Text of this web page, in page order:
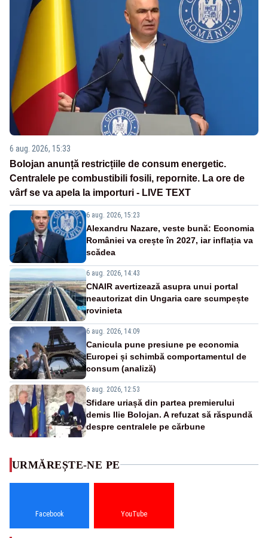
6 aug. 2026, 15:33
Bolojan anunță restricțiile de consum energetic.
Centralele pe combustibili fosili, repornite. La ore de
vârf se va apela la importuri - LIVE TEXT
6 aug. 2026, 15:23
Alexandru Nazare, veste bună: Economia
României va crește în 2027, iar inflația va
scădea
6 aug. 2026, 14:43
CNAIR avertizează asupra unui portal
neautorizat din Ungaria care scumpește
rovinieta
6 aug. 2026, 14:09
Canicula pune presiune pe economia
Europei și schimbă comportamentul de
consum (analiză)
6 aug. 2026, 12:53
Sfidare uriașă din partea premierului
demis Ilie Bolojan. A refuzat să răspundă
despre centralele pe cărbune
URMĂREȘTE-NE PE
Facebook YouTube